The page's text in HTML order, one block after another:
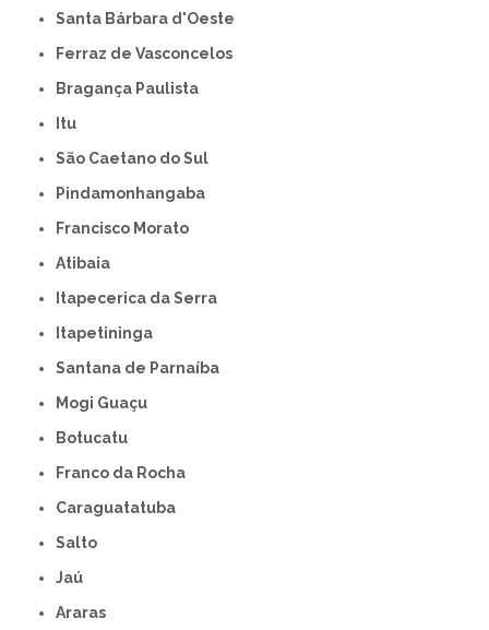
Santa Bárbara d'Oeste
Ferraz de Vasconcelos
Bragança Paulista
Itu
São Caetano do Sul
Pindamonhangaba
Francisco Morato
Atibaia
Itapecerica da Serra
Itapetininga
Santana de Parnaíba
Mogi Guaçu
Botucatu
Franco da Rocha
Caraguatatuba
Salto
Jaú
Araras